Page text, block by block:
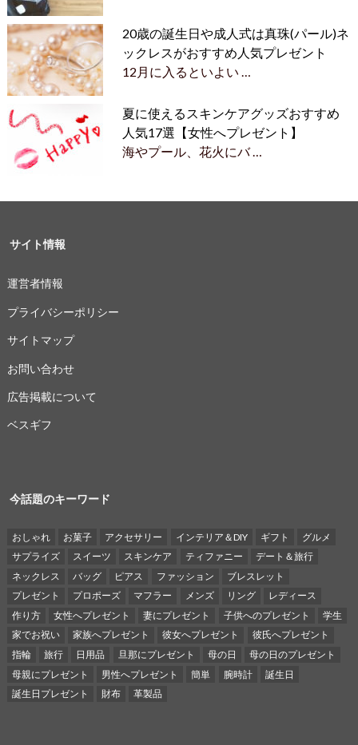
20歳の誕生日や成人式は真珠(パール)ネ
ックレスがおすすめ人気プレゼント
12月に入るといよい …
夏に使えるスキンケアグッズおすすめ
人気17選【女性へプレゼント】
海やプール、花火にバ …
サイト情報
運営者情報
プライバシーポリシー
サイトマップ
お問い合わせ
広告掲載について
ベスギフ
今話題のキーワード
おしゃれ お菓子 アクセサリー インテリア＆DIY ギフト
グルメ
サプライズ
スイーツ スキンケア ティファニー
デート＆旅行
ネックレス
バッグ ピアス ファッション
ブレスレット
プレゼント
プロポーズ マフラー メンズ リング
レディース
作り方
女性へプレゼント 妻にプレゼント 子供へのプレゼント
学生
家でお祝い
家族へプレゼント 彼女へプレゼント
彼氏へプレゼント
指輪
旅行 日用品 旦那にプレゼント 母の日
母の日のプレゼント
母親にプレゼント
男性へプレゼント 簡単 腕時計
誕生日
誕生日プレゼント
財布 革製品